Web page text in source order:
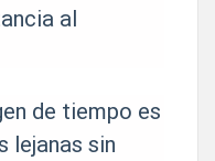
al
de tiempo es
lejanas sin